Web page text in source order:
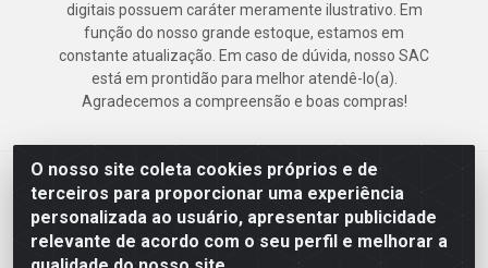
O nosso site coleta cookies próprios e de
terceiros para proporcionar uma experiência
personalizada ao usuário, apresentar publicidade
relevante de acordo com o seu perfil e melhorar a
digitais possuem caráter meramente ilustrativo. Em
função do nosso grande estoque, estamos em
constante atualização. Em caso de dúvida, nosso SAC
está em prontidão para melhor atendê-lo(a).
Agradecemos a compreensão e boas compras!
Deskontão Atacado - Av. Marechal Mascarenhas de Morais, 2471 -
Imbiribeira - Recife/PE - CEP 51.150-001 - CNPJ 24.150.377/0003-
57